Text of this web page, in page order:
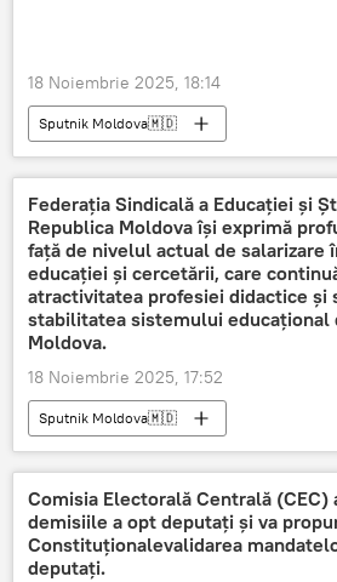
18 Noiembrie 2025, 18:14
Sputnik Moldova🇲🇩
Federația Sindicală a Educației și
Republica Moldova își exprimă
față de nivelul actual de salarizare
educației și cercetării, care
atractivitatea profesiei didactice și
stabilitatea sistemului educațional
Moldova.
18 Noiembrie 2025, 17:52
Sputnik Moldova🇲🇩
Comisia Electorală Centrală (CEC)
demisiile a opt deputați și va
Constituționalevalidarea
deputați.